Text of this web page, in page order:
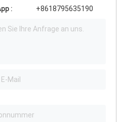
: +8618795635190